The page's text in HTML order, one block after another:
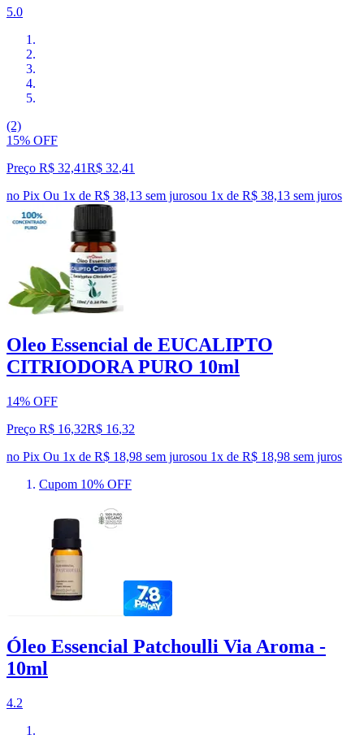
5.0
(2)
15% OFF
Preço R$ 32,41R$ 32,41
no Pix Ou 1x de R$ 38,13 sem jurosou 1x de R$ 38,13 sem juros
Oleo Essencial de EUCALIPTO
CITRIODORA PURO 10ml
14% OFF
Preço R$ 16,32R$ 16,32
no Pix Ou 1x de R$ 18,98 sem jurosou 1x de R$ 18,98 sem juros
Cupom 10% OFF
Óleo Essencial Patchoulli Via Aroma -
10ml
4.2